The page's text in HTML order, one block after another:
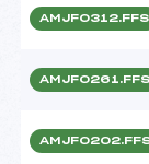
AMJF0312.FFS
AMJF0261.FFS